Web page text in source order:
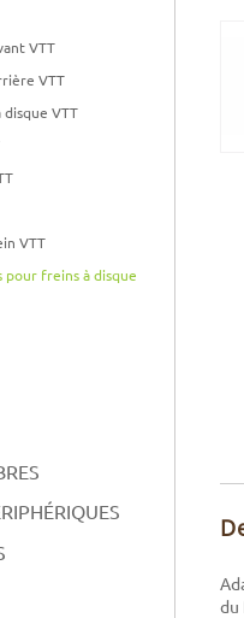
du
VTT
VTT
disque VTT
VTT
pour freins à disque